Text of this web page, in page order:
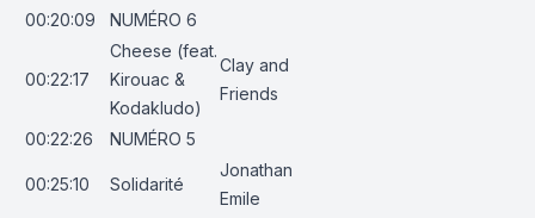
00:20:09
NUMÉRO 6
00:22:17
Cheese (feat.
Kirouac &
Kodakludo)
Clay and
Friends
00:22:26 NUMÉRO 5
00:25:10 Solidarité
Jonathan
Emile